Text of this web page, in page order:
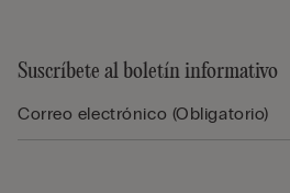
Suscríbete al boletín informativo